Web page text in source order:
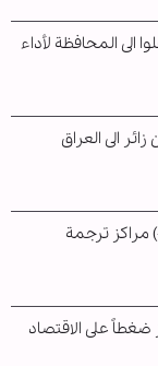
الى المحافظة لأداء
4.8 ملايين زائر الى العراق
العتبة الحسينية تنشر (4) مراكز ترجمة
على الاقتصاد